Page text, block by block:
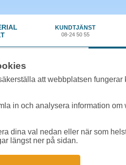
KUNDTJÄNST
08-24 50 55
130C
DCP-130C online
130C
DCP-130C
att webbplatsen fungerar
in och analysera information om
dina val nedan eller när som
längst ner på sidan.